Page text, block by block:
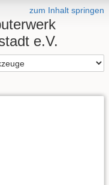
zum Inhalt springen
e.V.